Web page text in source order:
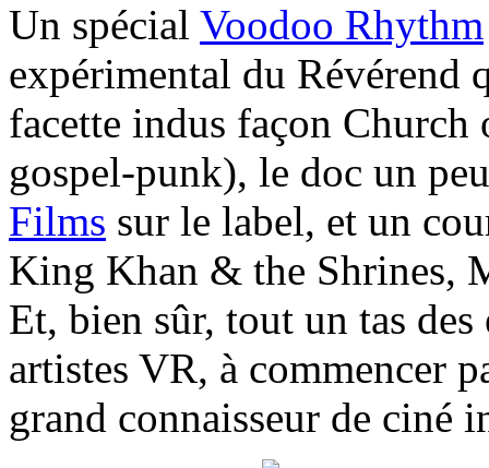
Un spécial Voodoo Rhythm
expérimental du Révérend
facette indus façon
gospel-punk), le doc un
Films sur le label, et un
King Khan & the Shrines,
Et, bien sûr, tout un tas
artistes VR, à commencer
grand connaisseur de ciné